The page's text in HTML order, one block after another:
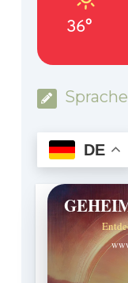
36°
DE